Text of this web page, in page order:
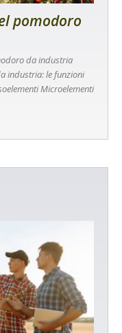
pomodoro
da industria
industria: le funzioni
Microelementi